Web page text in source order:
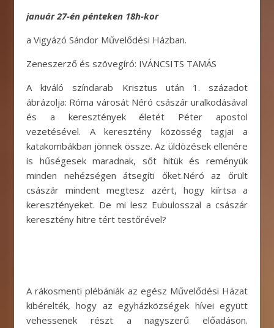
január 27-én pénteken 18h-kor
a Vigyázó Sándor Művelődési Házban.
Zeneszerző és szövegíró: IVÁNCSITS TAMÁS
A kiváló színdarab Krisztus után 1. századot
ábrázolja: Róma városát Néró császár uralkodásával
és a keresztények életét Péter apostol
vezetésével. A keresztény közösség tagjai a
katakombákban jönnek össze. Az üldözések ellenére
is hűségesek maradnak, sőt hitük és reményük
minden nehézségen átsegíti őket.Néró az őrült
császár mindent megtesz azért, hogy kiírtsa a
keresztényeket. De mi lesz Eubulosszal a császár
keresztény hitre tért testőrével?
A rákosmenti plébániák az egész Művelődési Házat
kibérelték, hogy az egyházközségek hívei együtt
vehessenek részt a nagyszerű előadáson.